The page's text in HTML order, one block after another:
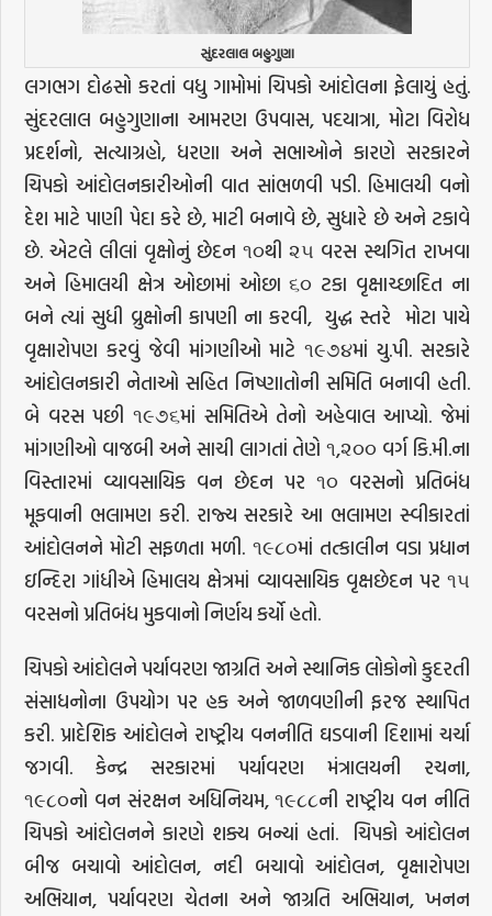
સુંદરલાલ બહુગુણા
લગભગ દોઢસો કરતાં વધુ ગામોમાં ચિપકો આંદોલના ફેલાયું હતું.
સુંદરલાલ બહુગુણાના આમરણ ઉપવાસ, પદયાત્રા, મોટા વિરોધ
પ્રદર્શનો, સત્યાગ્રહો, ધરણા અને સભાઓને કારણે સરકારને
ચિપકો આંદોલનકારીઓની વાત સાંભળવી પડી. હિમાલયી વનો
દેશ માટે પાણી પેદા કરે છે, માટી બનાવે છે, સુધારે છે અને ટકાવે
છે. એટલે લીલાં વૃક્ષોનું છેદન ૧૦થી ૨૫ વરસ સ્થગિત રાખવા
અને હિમાલયી ક્ષેત્ર ઓછામાં ઓછા ૬૦ ટકા વૃક્ષાચ્છાદિત ના
બને ત્યાં સુધી વ્રુક્ષોની કાપણી ના કરવી, યુદ્ધ સ્તરે મોટા પાયે
વૃક્ષારોપણ કરવું જેવી માંગણીઓ માટે ૧૯૭૪માં યુ.પી. સરકારે
આંદોલનકારી નેતાઓ સહિત નિષ્ણાતોની સમિતિ બનાવી હતી.
બે વરસ પછી ૧૯૭૬માં સમિતિએ તેનો અહેવાલ આપ્યો. જેમાં
માંગણીઓ વાજબી અને સાચી લાગતાં તેણે ૧,૨૦૦ વર્ગ કિ.મી.ના
વિસ્તારમાં વ્યાવસાયિક વન છેદન પર ૧૦ વરસનો પ્રતિબંધ
મૂકવાની ભલામણ કરી. રાજ્ય સરકારે આ ભલામણ સ્વીકારતાં
આંદોલનને મોટી સફળતા મળી. ૧૯૮૦માં તત્કાલીન વડા પ્રધાન
ઇન્દિરા ગાંધીએ હિમાલય ક્ષેત્રમાં વ્યાવસાયિક વૃક્ષછેદન પર ૧૫
વરસનો પ્રતિબંધ મુકવાનો નિર્ણય કર્યો હતો.
ચિપકો આંદોલને પર્યાવરણ જાગ્રતિ અને સ્થાનિક લોકોનો કુદરતી
સંસાધનોના ઉપયોગ પર હક અને જાળવણીની ફરજ સ્થાપિત
કરી. પ્રાદેશિક આંદોલને રાષ્ટ્રીય વનનીતિ ઘડવાની દિશામાં ચર્ચા
જગવી. કેન્દ્ર સરકારમાં પર્યાવરણ મંત્રાલયની રચના,
૧૯૮૦નો વન સંરક્ષન અધિનિયમ, ૧૯૮૮ની રાષ્ટ્રીય વન નીતિ
ચિપકો આંદોલનને કારણે શક્ય બન્યાં હતાં. ચિપકો આંદોલન
બીજ બચાવો આંદોલન, નદી બચાવો આંદોલન, વૃક્ષારોપણ
અભિયાન, પર્યાવરણ ચેતના અને જાગ્રતિ અભિયાન, ખનન